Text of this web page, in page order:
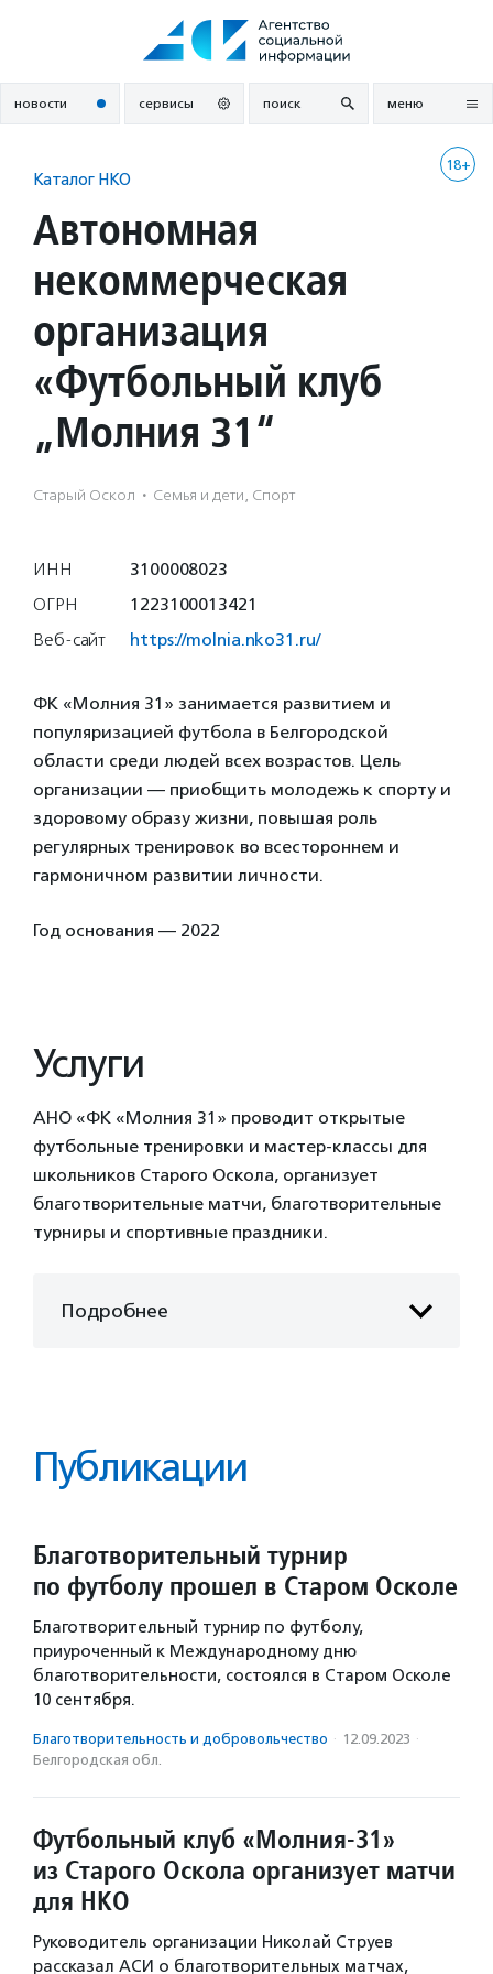
новости сервисы поиск меню
18+
Каталог НКО
Автономная
некоммерческая
организация
«Футбольный клуб
„Молния 31“
Старый Оскол · Семья и дети, Спорт
ИНН
3100008023
ОГРН
1223100013421
Веб-сайт
https://molnia.nko31.ru/
ФК «Молния 31» занимается развитием и
популяризацией футбола в Белгородской
области среди людей всех возрастов. Цель
организации — приобщить молодежь к спорту и
здоровому образу жизни, повышая роль
регулярных тренировок во всестороннем и
гармоничном развитии личности.
Год основания — 2022
Услуги
АНО «ФК «Молния 31» проводит открытые
футбольные тренировки и мастер-классы для
школьников Старого Оскола, организует
благотворительные матчи, благотворительные
турниры и спортивные праздники.
Подробнее
Публикации
Благотворительный турнир
по футболу прошел в Старом Осколе
Благотворительный турнир по футболу,
приуроченный к Международному дню
благотворительности, состоялся в Старом Осколе
10 сентября.
Благотвори­тель­ность и доброволь­чест­во · 12.09.2023 ·
Белгородская обл.
Футбольный клуб «Молния-31»
из Старого Оскола организует матчи
для НКО
Руководитель организации Николай Струев
рассказал АСИ о благотворительных матчах,